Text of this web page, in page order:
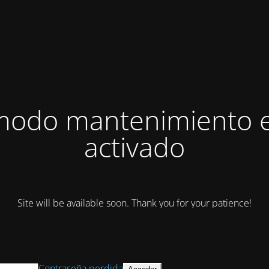
mantenimiento
activado
Site will be available soon. Thank you for your patience!